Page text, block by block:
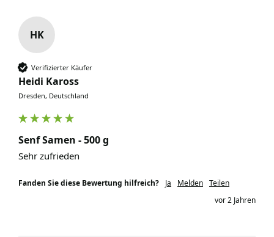
HK
Verifizierter Käufer
Heidi Kaross
Dresden, Deutschland
Senf Samen - 500 g
Sehr zufrieden
Fanden Sie diese Bewertung hilfreich? Ja Melden Teilen
vor 2 Jahren